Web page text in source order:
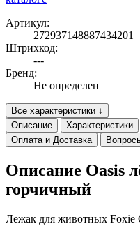
Артикул:
272937148887434201
Штрихкод:
---
Бренд:
Не определен
Все характеристики ↓
Описание
Характеристики
Оплата и Доставка
Описание Oasis
горчичный
Лежак для животных Foxie